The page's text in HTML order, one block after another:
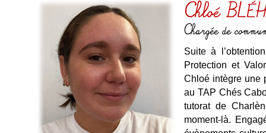
Chloé
Chargée de
Suite à
Protection et
Chloé intègre une
au TAP Chés
tutorat de
moment-là.